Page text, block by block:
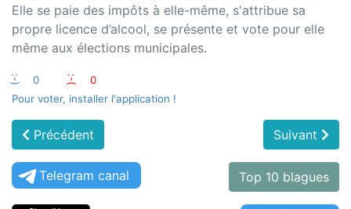
Elle se paie des impôts à elle-même, s'attribue sa
propre licence d’alcool, se présente et vote pour elle
même aux élections municipales.
:-) 0 :-(
0
Pour voter, installer l'application !
Précédent Suivant
Telegram canal Top 10 blagues